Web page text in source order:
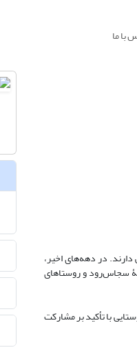
با ما
در دهه‌های اخیر،
سجاس‌رود و روستاهای
با تأکید بر مشارکت